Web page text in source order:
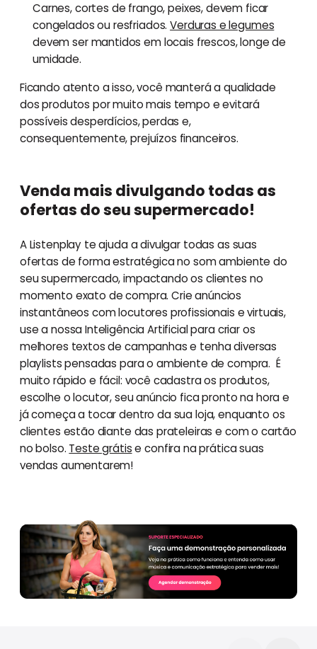
Carnes, cortes de frango, peixes, devem ficar
congelados ou resfriados.Verduras e legumes
devem ser mantidos em locais frescos, longe de
umidade.
Ficando atento a isso, você manterá a qualidade
dos produtos por muito mais tempo e evitará
possíveis desperdícios, perdas e,
consequentemente, prejuízos financeiros.
Venda mais divulgando todas as
ofertas do seu supermercado!
A Listenplay te ajuda a divulgar todas as suas
ofertas de forma estratégica no som ambiente do
seu supermercado, impactando os clientes no
momento exato de compra. Crie anúncios
instantâneos com locutores profissionais e virtuais,
use a nossa Inteligência Artificial para criar os
melhores textos de campanhas e tenha diversas
playlists pensadas para o ambiente de compra. É
muito rápido e fácil: você cadastra os produtos,
escolhe o locutor, seu anúncio fica pronto na hora e
já começa a tocar dentro da sua loja, enquanto os
clientes estão diante das prateleiras e com o cartão
no bolso. Teste grátise confira na prática suas
vendas aumentarem!